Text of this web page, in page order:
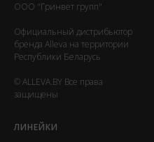
ООО "Гринвет групп"
Официальный дистрибьютор
бренда Alleva на территории
Республики Беларусь
© ALLEVA.BY Все права
защищены
ЛИНЕЙКИ